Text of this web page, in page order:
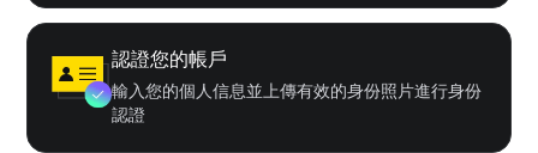
認證您的帳戶
輸入您的個人信息並上傳有效的身份照片進行身份
認證